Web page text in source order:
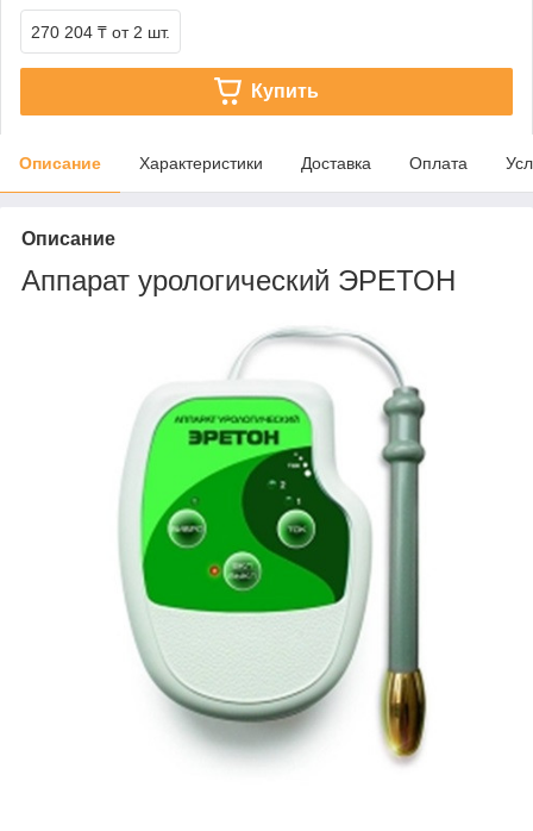
270 204 ₸ от 2 шт.
Купить
Описание Характеристики Доставка Оплата
Описание
Аппарат урологический ЭРЕТОН